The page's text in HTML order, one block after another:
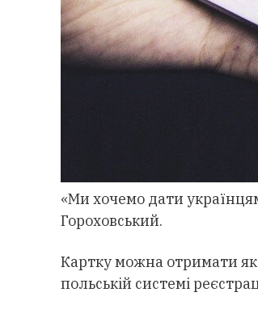
«Ми хочемо дати
Гороховський.
Картку можна отримати як
польській системі